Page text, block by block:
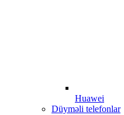
Huawei
Düyməli telefonlar